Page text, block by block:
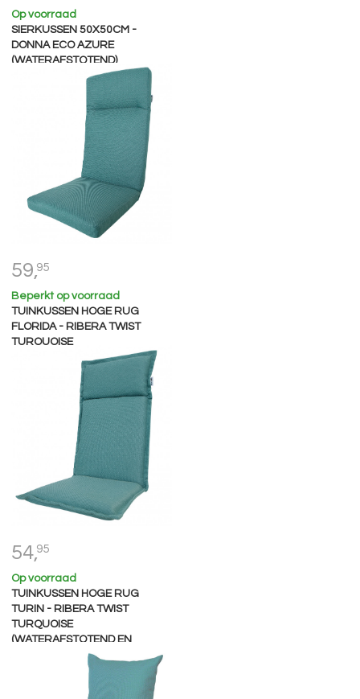
Op voorraad
SIERKUSSEN 50X50CM -
DONNA ECO AZURE
(WATERAFSTOTEND)
59,95
Beperkt op voorraad
TUINKUSSEN HOGE RUG
FLORIDA - RIBERA TWIST
TURQUOISE
(WATERAFSTOTEND)
54,95
Op voorraad
TUINKUSSEN HOGE RUG
TURIN - RIBERA TWIST
TURQUOISE
(WATERAFSTOTEND EN